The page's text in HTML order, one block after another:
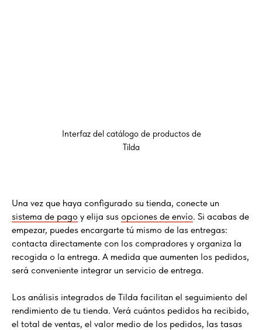
Interfaz del catálogo de productos de
Tilda
Una vez que haya configurado su tienda, conecte un
sistema de pago y elija sus opciones de envío. Si acabas de
empezar, puedes encargarte tú mismo de las entregas:
contacta directamente con los compradores y organiza la
recogida o la entrega. A medida que aumenten los pedidos,
será conveniente integrar un servicio de entrega.
Los análisis integrados de Tilda facilitan el seguimiento del
rendimiento de tu tienda. Verá cuántos pedidos ha recibido,
el total de ventas, el valor medio de los pedidos, las tasas